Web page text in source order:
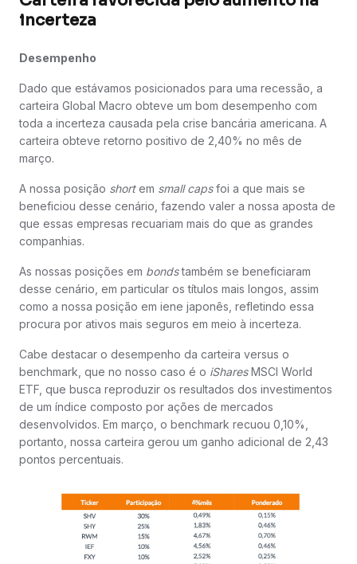
incerteza
Desempenho
Dado que estávamos posicionados para uma recessão, a
carteira Global Macro obteve um bom desempenho com
toda a incerteza causada pela crise bancária americana. A
carteira obteve retorno positivo de 2,40% no mês de
março.
A nossa posição shortem small capsfoi a que mais se
beneficiou desse cenário, fazendo valer a nossa aposta de
que essas empresas recuariam mais do que as grandes
companhias.
As nossas posições em bondstambém se beneficiaram
desse cenário, em particular os títulos mais longos, assim
como a nossa posição em iene japonês, refletindo essa
procura por ativos mais seguros em meio à incerteza.
Cabe destacar o desempenho da carteira versus o
benchmark, que no nosso caso é o iSharesMSCI World
ETF, que busca reproduzir os resultados dos investimentos
de um índice composto por ações de mercados
desenvolvidos. Em março, o benchmark recuou 0,10%,
portanto, nossa carteira gerou um ganho adicional de 2,43
pontos percentuais.